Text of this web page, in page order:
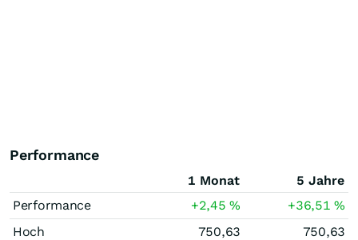
Performance
1 Monat
5 Jahre
Performance
+2,45% +36,51%
Hoch
750,63
750,63